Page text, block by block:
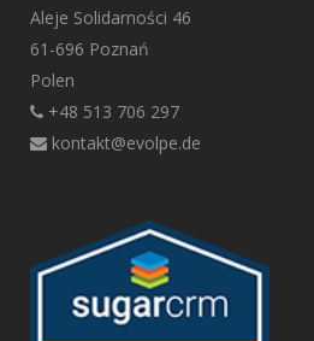
Aleje Solidarności 46
61-696 Poznań
Polen
+48 513 706 297
kontakt@evolpe.de